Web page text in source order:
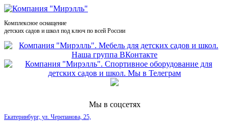
Комплексное оснащение
детских садов и школ под ключ по всей России
Мы в соцсетях
Екатеринбург, ул. Черепанова, 25,